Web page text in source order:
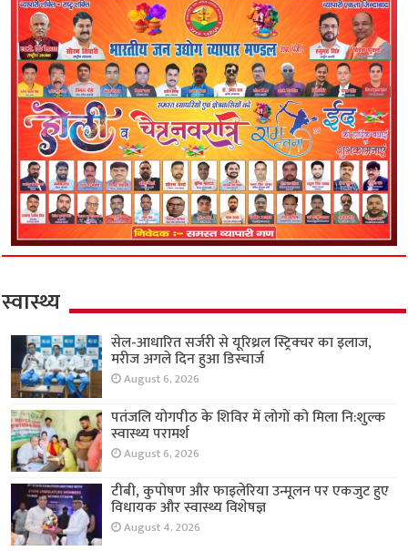
स्वास्थ्य
सेल-आधारित सर्जरी से यूरिथ्रल स्ट्रिक्चर का इलाज,
मरीज अगले दिन हुआ डिस्चार्ज
August 6, 2026
पतंजलि योगपीठ के शिविर में लोगों को मिला नि:शुल्क
स्वास्थ्य परामर्श
August 6, 2026
टीबी, कुपोषण और फाइलेरिया उन्मूलन पर एकजुट हुए
विधायक और स्वास्थ्य विशेषज्ञ
August 4, 2026